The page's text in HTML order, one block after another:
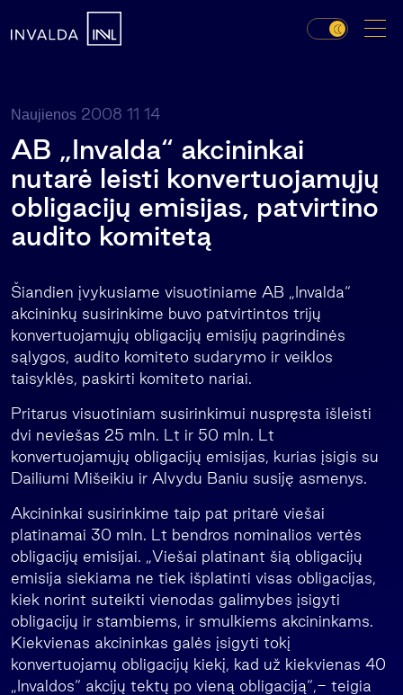
Naujienos 2008 11 14
AB „Invalda“ akcininkai
nutarė leisti konvertuojamųjų
obligacijų emisijas, patvirtino
audito komitetą
Šiandien įvykusiame visuotiniame AB „Invalda“
akcininkų susirinkime buvo patvirtintos trijų
konvertuojamųjų obligacijų emisijų pagrindinės
sąlygos, audito komiteto sudarymo ir veiklos
taisyklės, paskirti komiteto nariai.
Pritarus visuotiniam susirinkimui nuspręsta išleisti
dvi neviešas 25 mln. Lt ir 50 mln. Lt
konvertuojamųjų obligacijų emisijas, kurias įsigis su
Dailiumi Mišeikiu ir Alvydu Baniu susiję asmenys.
Akcininkai susirinkime taip pat pritarė viešai
platinamai 30 mln. Lt bendros nominalios vertės
obligacijų emisijai. „Viešai platinant šią obligacijų
emisija siekiama ne tiek išplatinti visas obligacijas,
kiek norint suteikti vienodas galimybes įsigyti
obligacijų ir stambiems, ir smulkiems akcininkams.
Kiekvienas akcininkas galės įsigyti tokį
konvertuojamų obligacijų kiekį, kad už kiekvienas 40
„Invaldos“ akcijų tektų po vieną obligaciją“,- teigia